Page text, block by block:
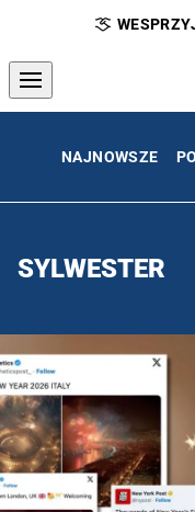
NAJNOWSZE
SYLWESTER